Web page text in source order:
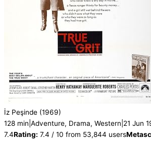
İz Peşinde (1969)
128 min Adventure, Drama, Western 21 Jun
7.4Rating: 7.4 / 10 from 53,844 users